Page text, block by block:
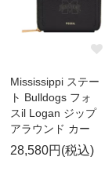
Mississippi ステー
ト Bulldogs フォ
スil Logan ジップ
アラウンド カー
28,580円(税込)